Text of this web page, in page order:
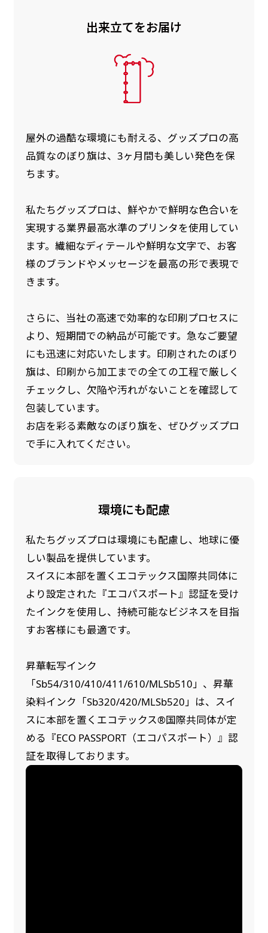
出来立てをお届け
屋外の過酷な環境にも耐える、グッズプロの高
品質なのぼり旗は、3ヶ月間も美しい発色を保
ちます。
私たちグッズプロは、鮮やかで鮮明な色合いを
実現する業界最高水準のプリンタを使用してい
ます。繊細なディテールや鮮明な文字で、お客
様のブランドやメッセージを最高の形で表現で
きます。
さらに、当社の高速で効率的な印刷プロセスに
より、短期間での納品が可能です。急なご要望
にも迅速に対応いたします。印刷されたのぼり
旗は、印刷から加工までの全ての工程で厳しく
チェックし、欠陥や汚れがないことを確認して
包装しています。
お店を彩る素敵なのぼり旗を、ぜひグッズプロ
で手に入れてください。
環境にも配慮
私たちグッズプロは環境にも配慮し、地球に優
しい製品を提供しています。
スイスに本部を置くエコテックス国際共同体に
より設定された『エコパスポート』認証を受け
たインクを使用し、持続可能なビジネスを目指
すお客様にも最適です。
昇華転写インク
「Sb54/310/410/411/610/MLSb510」、昇華
染料インク「Sb320/420/MLSb520」は、スイ
スに本部を置くエコテックス®国際共同体が定
める『ECO PASSPORT（エコパスポート）』認
証を取得しております。